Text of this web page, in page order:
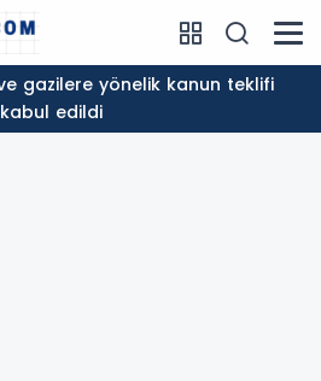
kabul edildi